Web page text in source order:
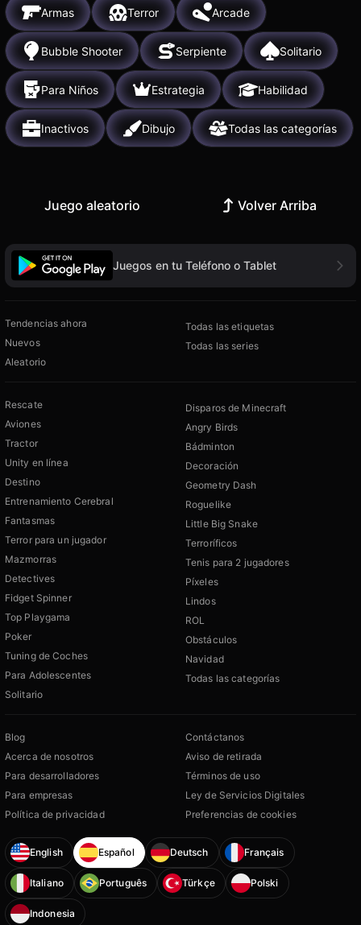
Armas Terror Arcade
Bubble Shooter Serpiente Solitario
Para Niños Estrategia Habilidad
Inactivos Dibujo Todas las categorías
Juego aleatorio Volver Arriba
Juegos en tu Teléfono o Tablet
Tendencias ahora
Nuevos
Aleatorio
Todas las etiquetas
Todas las series
Rescate
Aviones
Tractor
Unity en línea
Destino
Entrenamiento Cerebral
Fantasmas
Terror para un jugador
Mazmorras
Detectives
Fidget Spinner
Top Playgama
Poker
Tuning de Coches
Para Adolescentes
Solitario
Disparos de Minecraft
Angry Birds
Bádminton
Decoración
Geometry Dash
Roguelike
Little Big Snake
Terroríficos
Tenis para 2 jugadores
Píxeles
Lindos
ROL
Obstáculos
Navidad
Todas las categorías
Blog
Acerca de nosotros
Para desarrolladores
Para empresas
Política de privacidad
Contáctanos
Aviso de retirada
Términos de uso
Ley de Servicios Digitales
Preferencias de cookies
English Español Deutsch Français
Italiano Português Türkçe Polski
Indonesia